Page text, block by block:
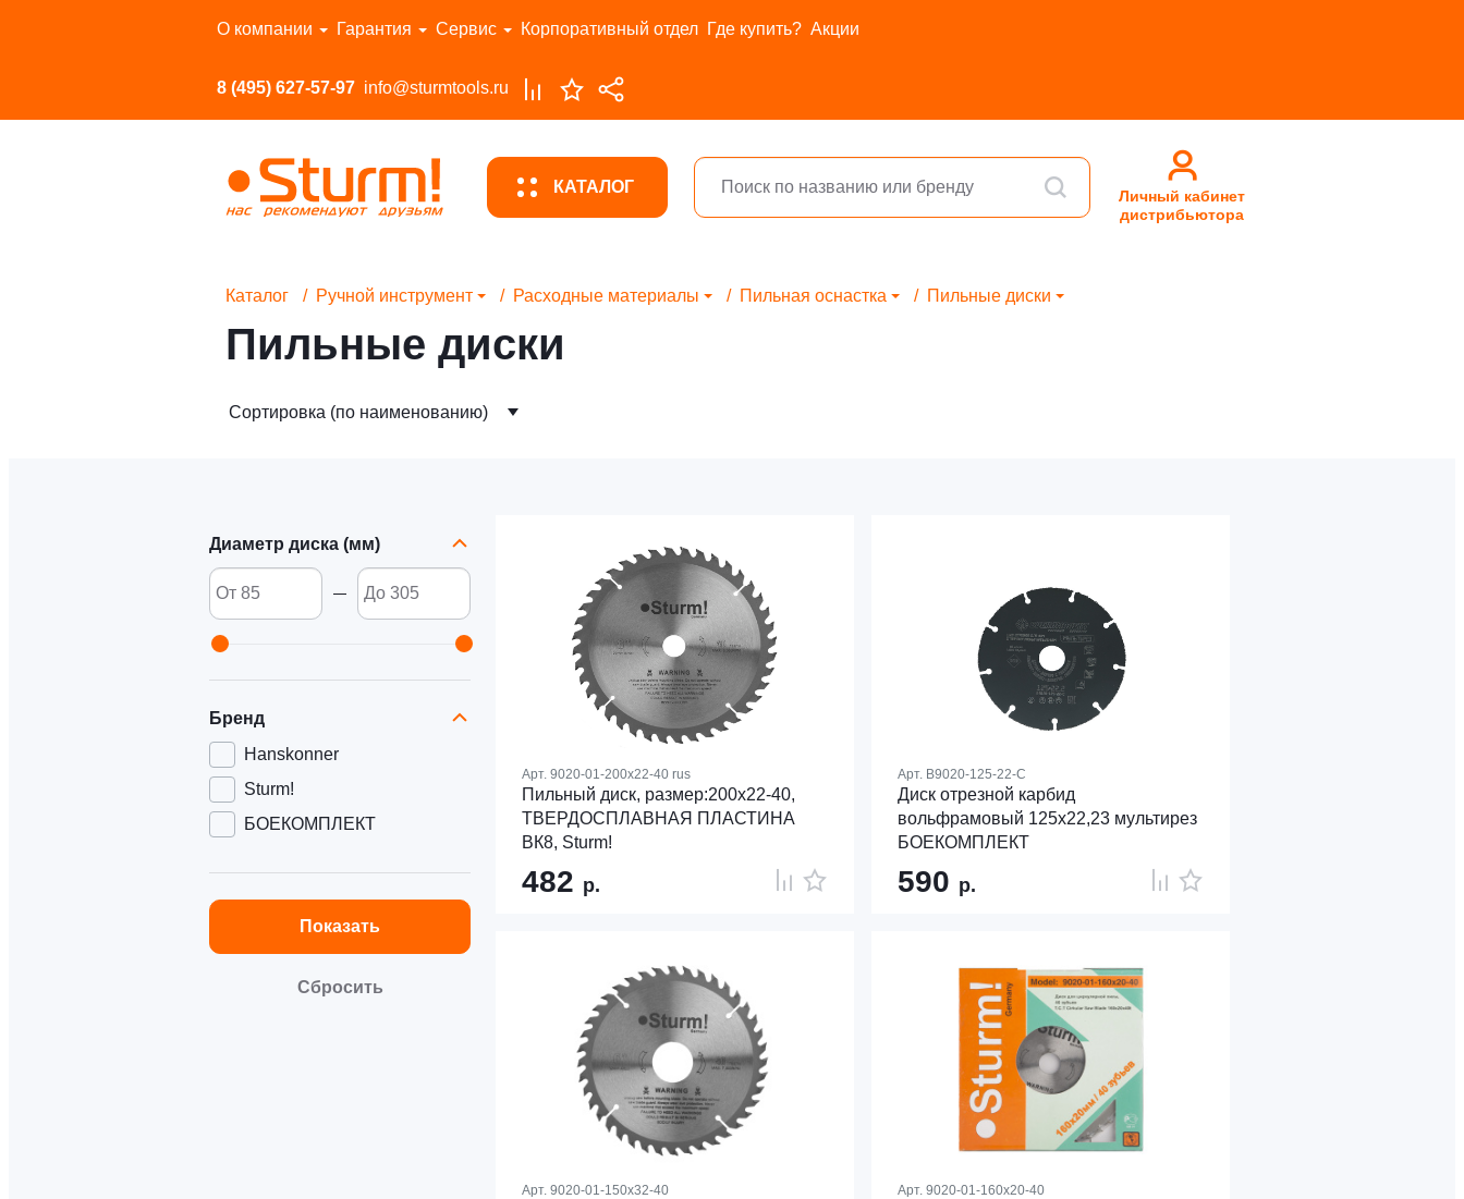
О компании Гарантия Сервис Корпоративный отдел Где купить? Акции
8 (495) 627-57-97 info@sturmtools.ru
КАТАЛОГ
Личный кабинет
дистрибьютора
Перейти в каталог
Каталог Ручной инструмент Расходные материалы Пильная оснастка Пильные диски
Пильные диски
Сортировка (по наименованию)
Диаметр диска (мм)
Бренд
Hanskonner
Sturm!
БОЕКОМПЛЕКТ
Показать
Сбросить
Арт. 9020-01-200x22-40 rus
Пильный диск, размер:200x22-40,
ТВЕРДОСПЛАВНАЯ ПЛАСТИНА
ВК8, Sturm!
482 р.
Арт. B9020-125-22-C
Диск отрезной карбид
вольфрамовый 125x22,23 мультирез
БОЕКОМПЛЕКТ
590 р.
Арт. 9020-01-150x32-40 Арт. 9020-01-160x20-40